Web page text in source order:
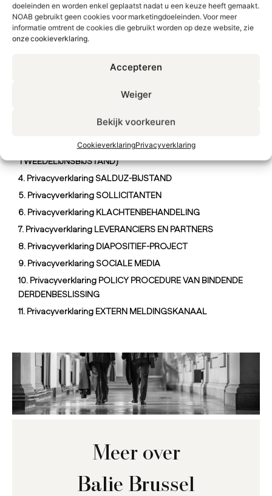
doeleinden en worden enkel geplaatst nadat u een keuze heeft gemaakt.
NOAB gebruikt geen cookies voor marketingdoeleinden. Voor meer
informatie omtrent de cookies die gebruikt worden op deze website, zie
onze cookieverklaring.
Accepteren
Weiger
Bekijk voorkeuren
CookieverklaringPrivacyverklaring
1. Privacyverklaring WEBSITE BALIE BRUSSEL
2. Privacyverklaring ADVOCATEN EN ADVOCAAT-
3. Privacyverklaring RECHTZOEKENDEN (JURIDISCHE
TWEEDELIJNSBIJSTAND)
4. Privacyverklaring SALDUZ-BIJSTAND
5. Privacyverklaring SOLLICITANTEN
6. Privacyverklaring KLACHTENBEHANDELING
7. Privacyverklaring LEVERANCIERS EN PARTNERS
8. Privacyverklaring DIAPOSITIEF-PROJECT
9. Privacyverklaring SOCIALE MEDIA
10. Privacyverklaring POLICY PROCEDURE VAN BINDENDE
DERDENBESLISSING
11. Privacyverklaring EXTERN MELDINGSKANAAL
Meer over
Balie Brussel